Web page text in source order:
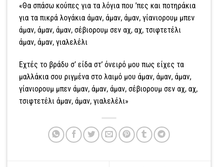
«Θα σπάσω κούπες για τα λόγια που ’πες και ποτηράκια
για τα πικρά λογάκια άμαν, άμαν, άμαν, γίανιορουμ μπεν
άμαν, άμαν, άμαν, σέβιορουμ σεν αχ, αχ, τσιφτετέλι
άμαν, άμαν, γιαλελέλι
Εχτές το βράδυ σ’ είδα στ’ όνειρό μου πως είχες τα
μαλλάκια σου ριγμένα στο λαιμό μου άμαν, άμαν, άμαν,
γίανιορουμ μπεν άμαν, άμαν, άμαν, σέβιορουμ σεν αχ, αχ,
τσιφτετέλι άμαν, άμαν, γιαλελέλι»